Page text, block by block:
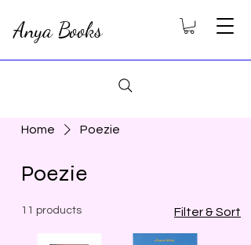
Anya Books
Home Poezie
Poezie
11 products Filter & Sort